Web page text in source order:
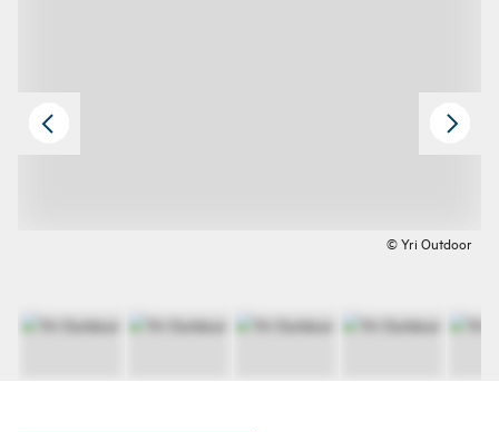
© Yri Outdoor